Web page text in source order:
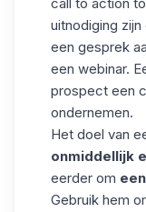
uitnodiging
een gesprek
een webinar.
prospect een
ondernemen.
Het doel van
onmiddellijk
eerder om
Gebruik hem